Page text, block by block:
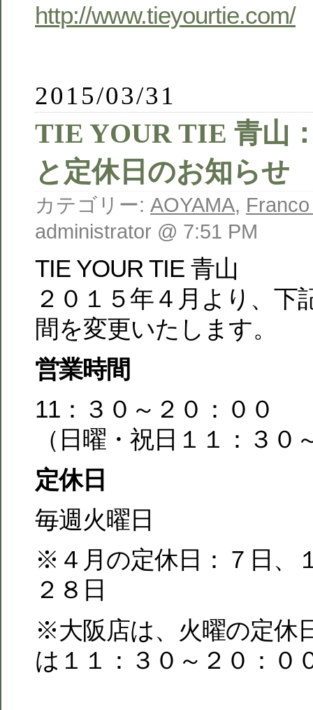
http://www.tieyourtie.com/
2015/03/31
TIE YOUR TIE 青山
と定休日のお知らせ
カテゴリー: AOYAMA,
administrator @ 7:51 PM
TIE YOUR TIE 青山
２０１５年４月より、下
間を変更いたします。
営業時間
11：３０～２０：００
（日曜・祝日１１：３０
定休日
毎週火曜日
※４月の定休日：７日、
２８日
※大阪店は、火曜の定休
は１１：３０～２０：０